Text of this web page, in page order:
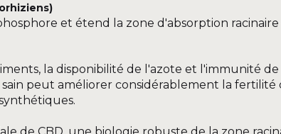
et étend la zone d'absorption racinaire
la disponibilité de l'azote et l'immunité de
peut améliorer considérablement la
de CBD, une biologie robuste de la zone